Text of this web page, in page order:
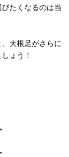
たくなるのは当
大根足がさらに
ょう！